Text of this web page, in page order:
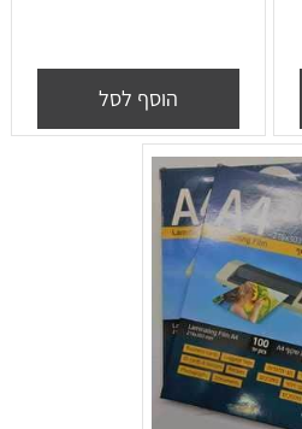
הוסף לסל